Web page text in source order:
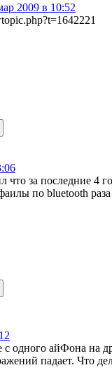
2009 в 10:52
за последние 4
по bluetooth
одного айФона на
падает. Что